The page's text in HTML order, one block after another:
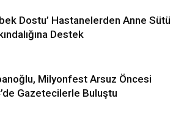
Dostu’ Hastanelerden Anne Sütü
Destek
Milyonfest Arsuz Öncesi
Gazetecilerle Buluştu